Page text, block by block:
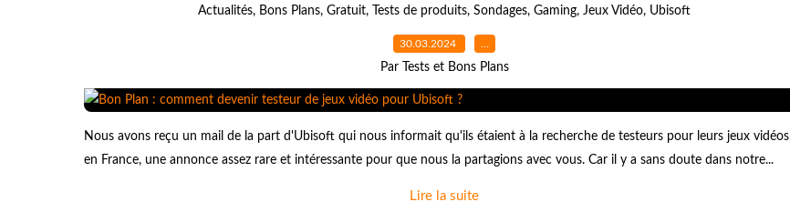
Actualités, Bons Plans, Gratuit, Tests de produits, Sondages, Gaming, Jeux Vidéo, Ubisoft
30.03.2024 …
Par Tests et Bons Plans
Nous avons reçu un mail de la part d'Ubisoft qui nous informait qu'ils étaient à la recherche de testeurs pour leurs jeux vidéos
en France, une annonce assez rare et intéressante pour que nous la partagions avec vous. Car il y a sans doute dans notre...
Lire la suite